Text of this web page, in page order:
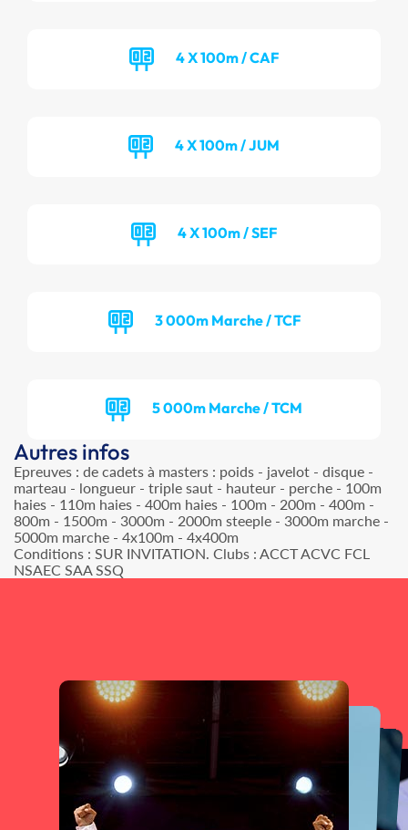
4 X 100m / CAF
4 X 100m / JUM
4 X 100m / SEF
3 000m Marche / TCF
5 000m Marche / TCM
Autres infos
Epreuves : de cadets à masters : poids - javelot - disque -
marteau - longueur - triple saut - hauteur - perche - 100m
haies - 110m haies - 400m haies - 100m - 200m - 400m -
800m - 1500m - 3000m - 2000m steeple - 3000m marche -
5000m marche - 4x100m - 4x400m
Conditions : SUR INVITATION. Clubs : ACCT ACVC FCL
NSAEC SAA SSQ